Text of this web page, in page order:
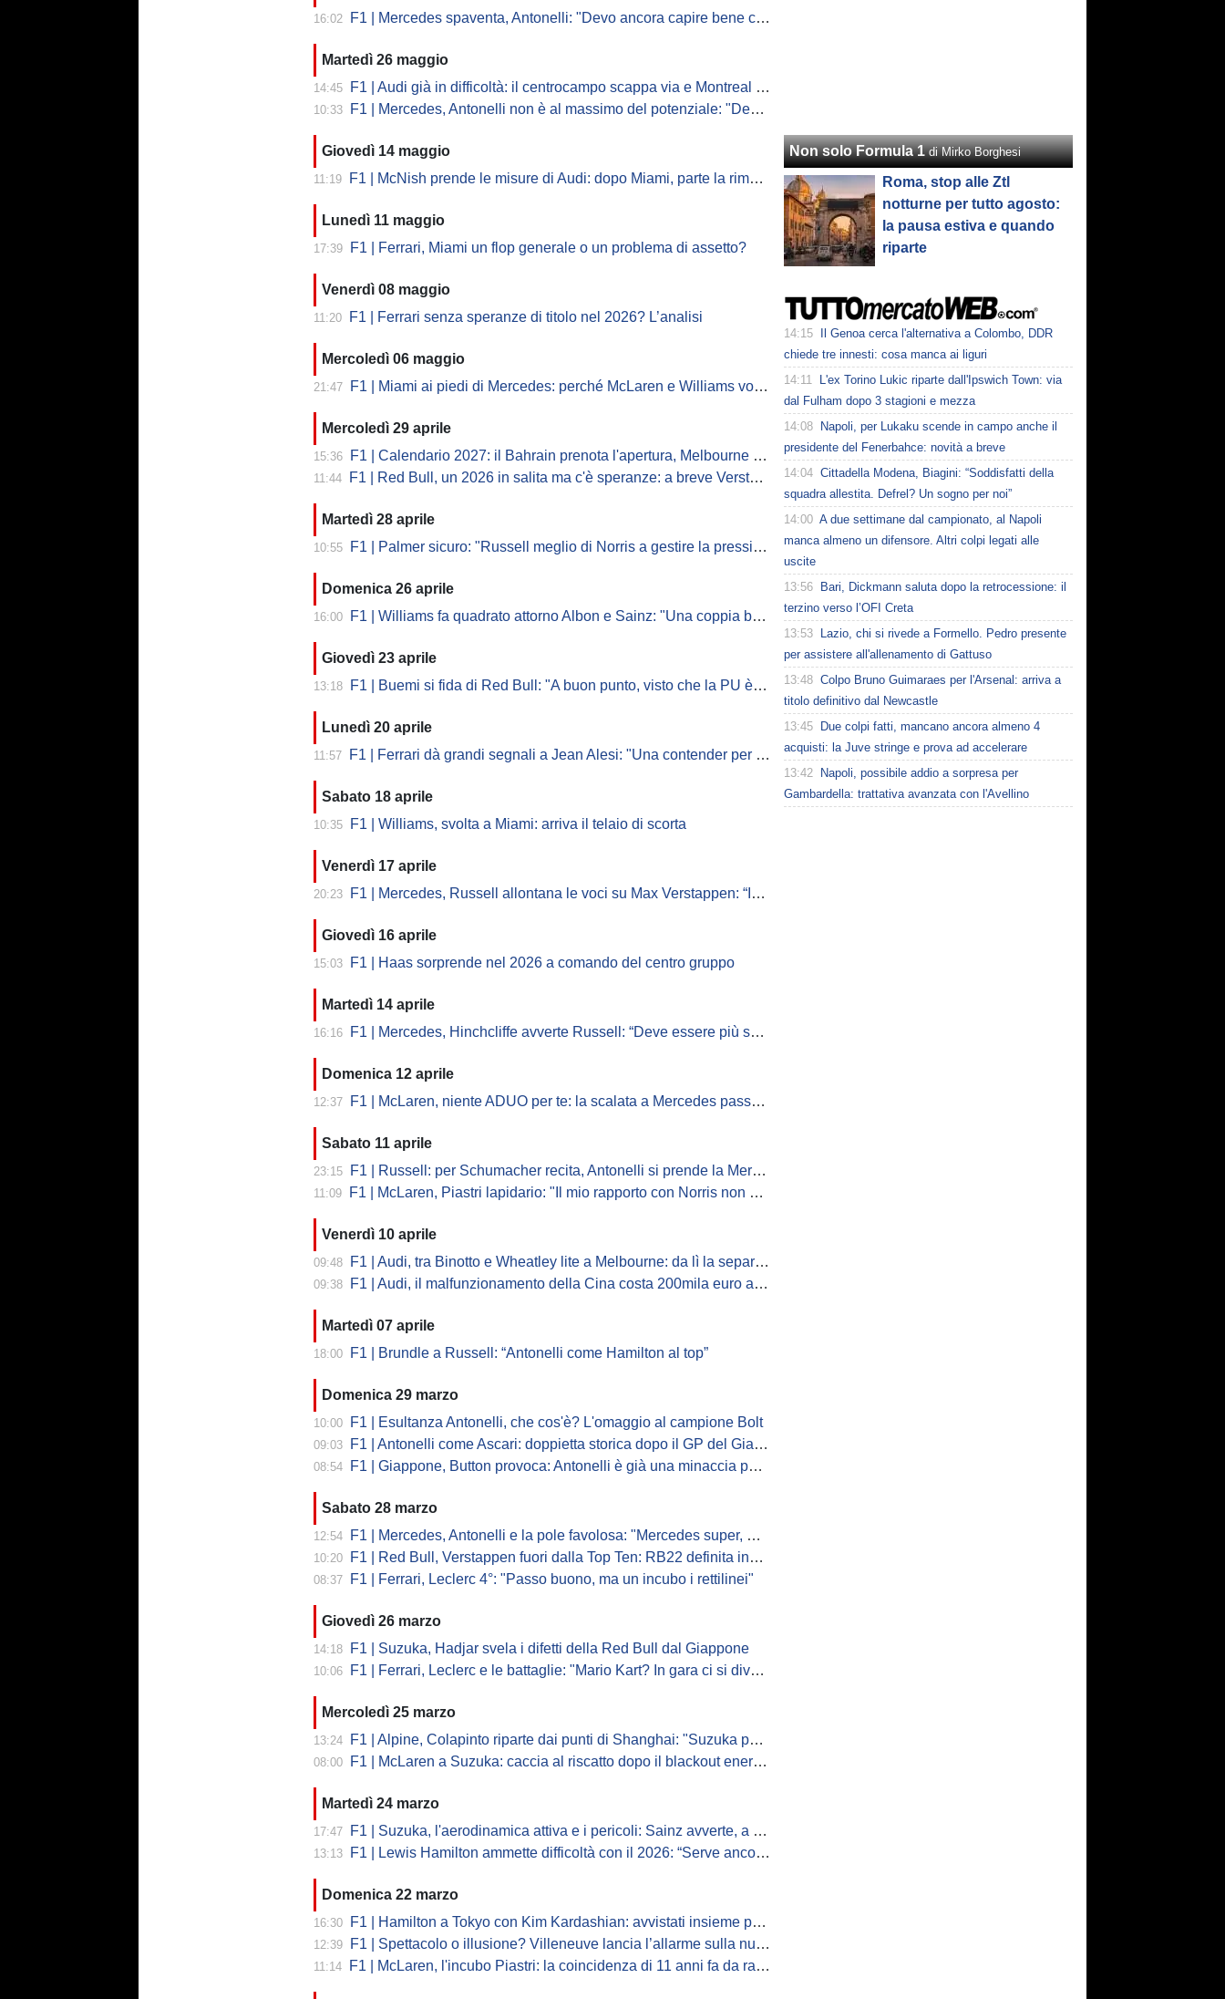
16:02 F1 | Mercedes spaventa, Antonelli: "Devo ancora capire bene come sfruttare la potenza"
Martedì 26 maggio
14:45 F1 | Audi già in difficoltà: il centrocampo scappa via e Montreal pesa
10:33 F1 | Mercedes, Antonelli non è al massimo del potenziale: "Devo ancora capire la PU"
Giovedì 14 maggio
11:19 F1 | McNish prende le misure di Audi: dopo Miami, parte la rimonta?
Lunedì 11 maggio
17:39 F1 | Ferrari, Miami un flop generale o un problema di assetto?
Venerdì 08 maggio
11:20 F1 | Ferrari senza speranze di titolo nel 2026? L’analisi
Mercoledì 06 maggio
21:47 F1 | Miami ai piedi di Mercedes: perché McLaren e Williams volano
Mercoledì 29 aprile
15:36 F1 | Calendario 2027: il Bahrain prenota l'apertura, Melbourne slitta a terza gara
11:44 F1 | Red Bull, un 2026 in salita ma c'è speranze: a breve Verstappen minaccia concreta
Martedì 28 aprile
10:55 F1 | Palmer sicuro: "Russell meglio di Norris a gestire la pressione mondiale"
Domenica 26 aprile
16:00 F1 | Williams fa quadrato attorno Albon e Sainz: "Una coppia brillante"
Giovedì 23 aprile
13:18 F1 | Buemi si fida di Red Bull: "A buon punto, visto che la PU è nuova"
Lunedì 20 aprile
11:57 F1 | Ferrari dà grandi segnali a Jean Alesi: "Una contender per il titolo
Sabato 18 aprile
10:35 F1 | Williams, svolta a Miami: arriva il telaio di scorta
Venerdì 17 aprile
20:23 F1 | Mercedes, Russell allontana le voci su Max Verstappen: “Io resto”
Giovedì 16 aprile
15:03 F1 | Haas sorprende nel 2026 a comando del centro gruppo
Martedì 14 aprile
16:16 F1 | Mercedes, Hinchcliffe avverte Russell: “Deve essere più spietato”
Domenica 12 aprile
12:37 F1 | McLaren, niente ADUO per te: la scalata a Mercedes passa da altro
Sabato 11 aprile
23:15 F1 | Russell: per Schumacher recita, Antonelli si prende la Mercedes
11:09 F1 | McLaren, Piastri lapidario: "Il mio rapporto con Norris non è la Terza Guerra Mondiale"
Venerdì 10 aprile
09:48 F1 | Audi, tra Binotto e Wheatley lite a Melbourne: da lì la separazione
09:38 F1 | Audi, il malfunzionamento della Cina costa 200mila euro a Hulkenberg
Martedì 07 aprile
18:00 F1 | Brundle a Russell: “Antonelli come Hamilton al top”
Domenica 29 marzo
10:00 F1 | Esultanza Antonelli, che cos'è? L'omaggio al campione Bolt
09:03 F1 | Antonelli come Ascari: doppietta storica dopo il GP del Giappone
08:54 F1 | Giappone, Button provoca: Antonelli è già una minaccia per Russell
Sabato 28 marzo
12:54 F1 | Mercedes, Antonelli e la pole favolosa: "Mercedes super, ma in gara..."
10:20 F1 | Red Bull, Verstappen fuori dalla Top Ten: RB22 definita inguidabile
08:37 F1 | Ferrari, Leclerc 4°: "Passo buono, ma un incubo i rettilinei"
Giovedì 26 marzo
14:18 F1 | Suzuka, Hadjar svela i difetti della Red Bull dal Giappone
10:06 F1 | Ferrari, Leclerc e le battaglie: "Mario Kart? In gara ci si diverte..."
Mercoledì 25 marzo
13:24 F1 | Alpine, Colapinto riparte dai punti di Shanghai: "Suzuka per continuar"
08:00 F1 | McLaren a Suzuka: caccia al riscatto dopo il blackout energetico
Martedì 24 marzo
17:47 F1 | Suzuka, l'aerodinamica attiva e i pericoli: Sainz avverte, a 340...
13:13 F1 | Lewis Hamilton ammette difficoltà con il 2026: “Serve ancora studiare, è tutto più complesso”
Domenica 22 marzo
16:30 F1 | Hamilton a Tokyo con Kim Kardashian: avvistati insieme prima di Suzuka
12:39 F1 | Spettacolo o illusione? Villeneuve lancia l’allarme sulla nuova F1
11:14 F1 | McLaren, l'incubo Piastri: la coincidenza di 11 anni fa da ragazzo
Non solo Formula 1 di Mirko Borghesi
Roma, stop alle Ztl
notturne per tutto agosto:
la pausa estiva e quando
riparte
14:15
Il Genoa cerca l'alternativa a Colombo, DDR
chiede tre innesti: cosa manca ai liguri
14:11
L'ex Torino Lukic riparte dall'Ipswich Town: via
dal Fulham dopo 3 stagioni e mezza
14:08
Napoli, per Lukaku scende in campo anche il
presidente del Fenerbahce: novità a breve
14:04 Cittadella Modena, Biagini: “Soddisfatti della
squadra allestita. Defrel? Un sogno per noi”
14:00 A due settimane dal campionato, al Napoli
manca almeno un difensore. Altri colpi legati alle
uscite
13:56
Bari, Dickmann saluta dopo la retrocessione: il
terzino verso l’OFI Creta
13:53
Lazio, chi si rivede a Formello. Pedro presente
per assistere all'allenamento di Gattuso
13:48 Colpo Bruno Guimaraes per l'Arsenal: arriva a
titolo definitivo dal Newcastle
13:45
Due colpi fatti, mancano ancora almeno 4
acquisti: la Juve stringe e prova ad accelerare
13:42
Napoli, possibile addio a sorpresa per
Gambardella: trattativa avanzata con l'Avellino